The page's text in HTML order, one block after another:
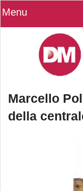
Menu
Marcello
della